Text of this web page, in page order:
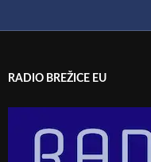
RADIO BREŽICE EU